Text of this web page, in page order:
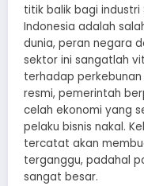
titik balik bagi industri
Indonesia adalah
dunia, peran negara
sektor ini sangatlah
terhadap
resmi, pemerintah
celah ekonomi yang
pelaku bisnis nakal.
tercatat akan
terganggu, padahal
sangat besar.